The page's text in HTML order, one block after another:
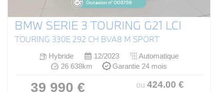
BMW SERIE 3 TOURING G21 LCI
TOURING 330E 292 CH BVA8 M SPORT
Hybride 12/2023
Automatique
26 638km
Garantie 24 mois
39 990 € ou 424.00 €